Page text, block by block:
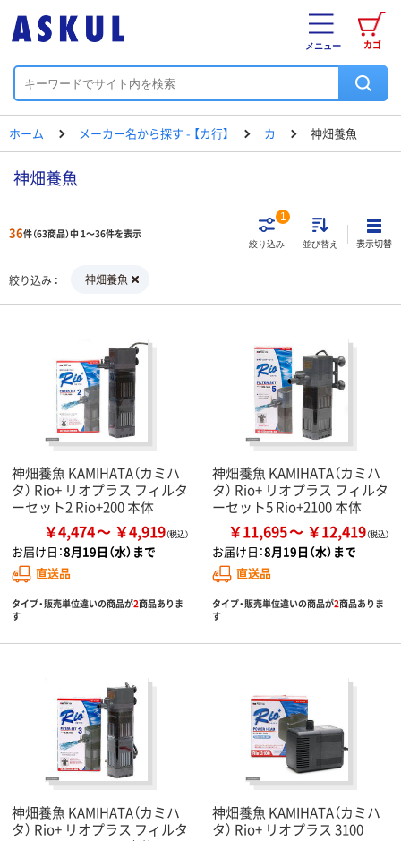
カゴ
メニュー
ホーム メーカー名から探す - 【カ行】 カ 神畑養魚
神畑養魚
36件（63商品）中 1～36件を表示
絞り込み
1
並び替え 表示切替
絞り込み 神畑養魚
神畑養魚 KAMIHATA（カミハ
タ） Rio+ リオプラス フィルタ
ーセット2 Rio+200 本体
￥4,474 ￥4,919
お届け日：8月19日（水）まで
直送品
タイプ・販売単位違いの商品が2商品ありま
す
神畑養魚 KAMIHATA（カミハ
タ） Rio+ リオプラス フィルタ
ーセット5 Rio+2100 本体
￥11,695 ￥12,419
お届け日：8月19日（水）まで
直送品
タイプ・販売単位違いの商品が2商品ありま
す
神畑養魚 KAMIHATA（カミハ
タ） Rio+ リオプラス フィルタ
神畑養魚 KAMIHATA（カミハ
タ） Rio+ リオプラス 3100